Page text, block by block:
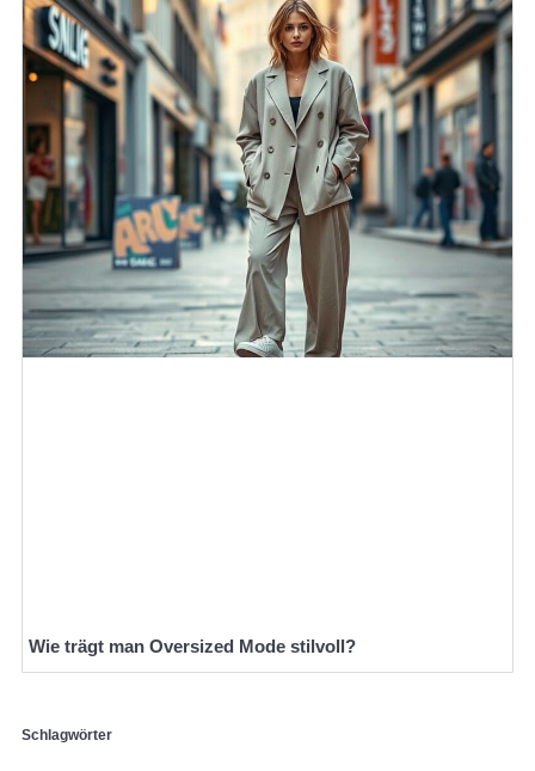
Wie trägt man Oversized Mode stilvoll?
Schlagwörter